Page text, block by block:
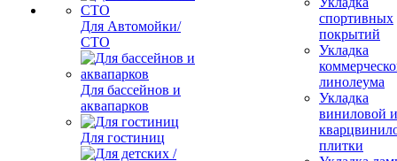
Для Автомойки/
СТО
Для бассейнов и
аквапарков
Для гостиниц
спортивных
покрытий
Укладка
линолеума
Укладка
виниловой и
плитки